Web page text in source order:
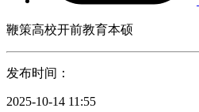
鞭策高校开前教育本硕
发布时间：
2025-10-14 11:55